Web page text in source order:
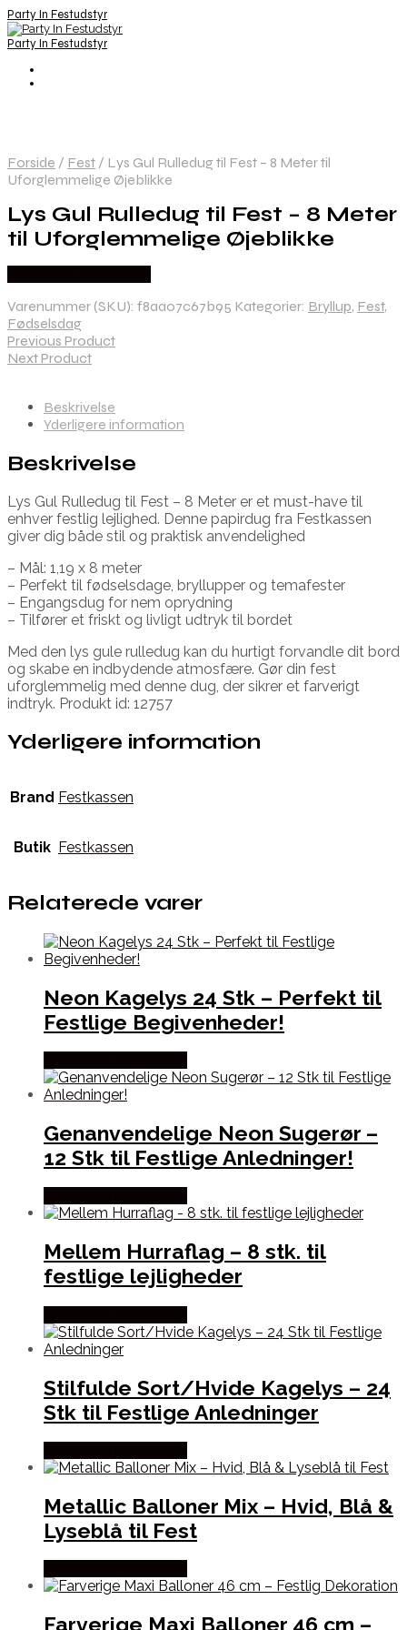
Party In Festudstyr
Party In Festudstyr
Forside / Fest / Lys Gul Rulledug til Fest – 8 Meter til
Uforglemmelige Øjeblikke
Lys Gul Rulledug til Fest – 8 Meter
til Uforglemmelige Øjeblikke
Varenummer (SKU): f8aa07c67b95 Kategorier: Bryllup, Fest,
Fødselsdag
Previous Product
Next Product
Beskrivelse
Yderligere information
Beskrivelse
Lys Gul Rulledug til Fest – 8 Meter er et must-have til
enhver festlig lejlighed. Denne papirdug fra Festkassen
giver dig både stil og praktisk anvendelighed
– Mål: 1,19 x 8 meter
– Perfekt til fødselsdage, bryllupper og temafester
– Engangsdug for nem oprydning
– Tilfører et friskt og livligt udtryk til bordet
Med den lys gule rulledug kan du hurtigt forvandle dit bord
og skabe en indbydende atmosfære. Gør din fest
uforglemmelig med denne dug, der sikrer et farverigt
indtryk. Produkt id: 12757
Yderligere information
Brand Festkassen
Butik Festkassen
Relaterede varer
Neon Kagelys 24 Stk – Perfekt til
Festlige Begivenheder!
Genanvendelige Neon Sugerør –
12 Stk til Festlige Anledninger!
Mellem Hurraflag – 8 stk. til
festlige lejligheder
Stilfulde Sort/Hvide Kagelys – 24
Stk til Festlige Anledninger
Metallic Balloner Mix – Hvid, Blå &
Lyseblå til Fest
Farverige Maxi Balloner 46 cm –